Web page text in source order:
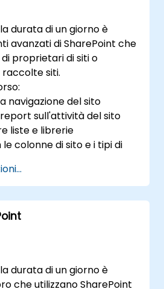
durata di un giorno è
avanzati di SharePoint che
proprietari di siti o
siti.
navigazione del sito
report sull'attività del sito
liste e librerie
colonne di sito e i tipi di
delle versioni,
dei contenuti e la
check-out/check-in
pagine e pagine con
durata di un giorno è
che utilizzano SharePoint